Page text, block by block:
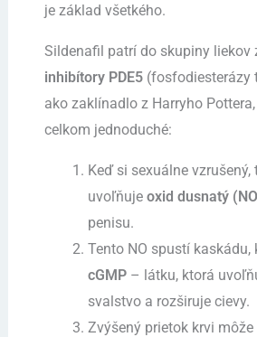
je základ všetkého.
Sildenafil patrí do skupiny liekov
inhibítory PDE5(fosfodiesterázy
ako zaklínadlo z Harryho
celkom jednoduché:
Keď si sexuálne vzrušený,
uvoľňuje oxid dusnatý
penisu.
Tento NO spustí kaskádu,
cGMP– látku, ktorá
svalstvo a rozširuje cievy.
Zvýšený prietok krvi